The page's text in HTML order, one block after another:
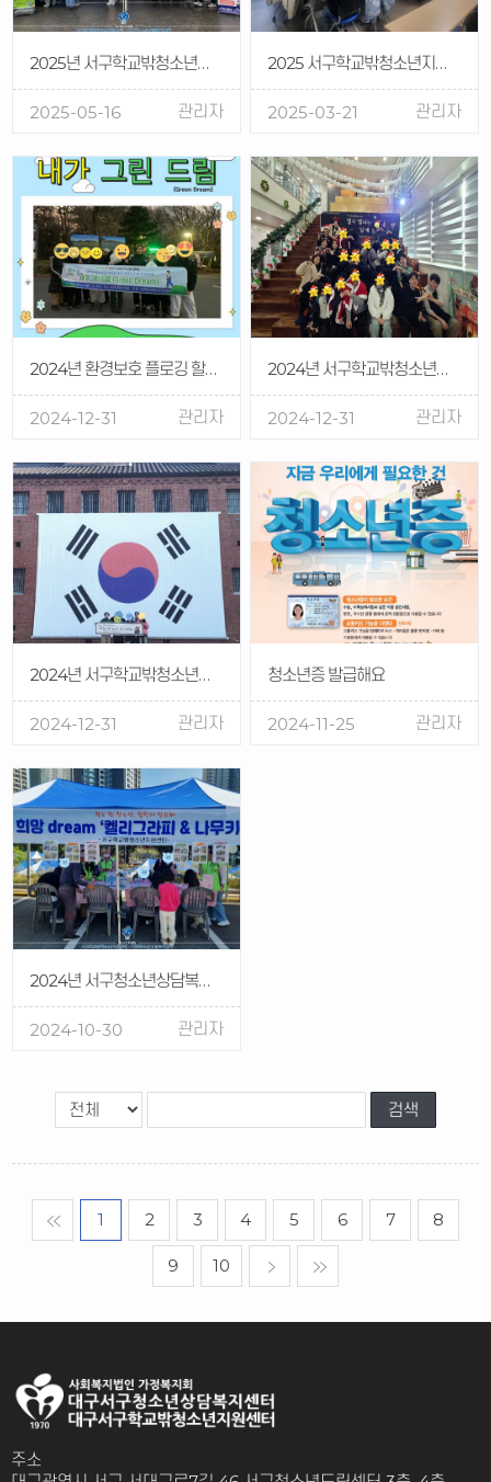
2025년 서구학교밖청소년지원센터&서구청소년상담복지센터 서구 어린이 큰잔치 체험부스 운영 및 아웃리치
2025-05-16 관리자
2025 서구학교밖청소년지원센터 자살예방 및 생명존중을 위한 생명지킴이 교육 (3. 19.)
2025-03-21 관리자
2024년 환경보호 플로깅 할동을 매개로한 문화체험(졸업여행) 내가 그린 드림 (Green Dream)
2024-12-31 관리자
2024년 서구학교밖청소년지원센터 대구미래교육지구사업 작품전시회 '별이 빛나는 날에'
2024-12-31 관리자
2024년 서구학교밖청소년지원센터 역사동아리 '나는 대한민국의 청소년이다'
2024-12-31 관리자
청소년증 발급해요
2024-11-25 관리자
2024년 서구청소년상담복지센터 및 서구학교밖청소년지원센터, 서구 청소년 희망 페스티벌 참여
2024-10-30 관리자
��ó��
1 2 3 4 5 6 7 8
9 10 ����
주소